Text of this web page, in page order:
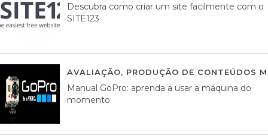
Descubra como criar um site facilmente com o
SITE123
AVALIAÇÃO, PRODUÇÃO DE CONTEÚDOS
Manual GoPro: aprenda a usar a máquina do
momento